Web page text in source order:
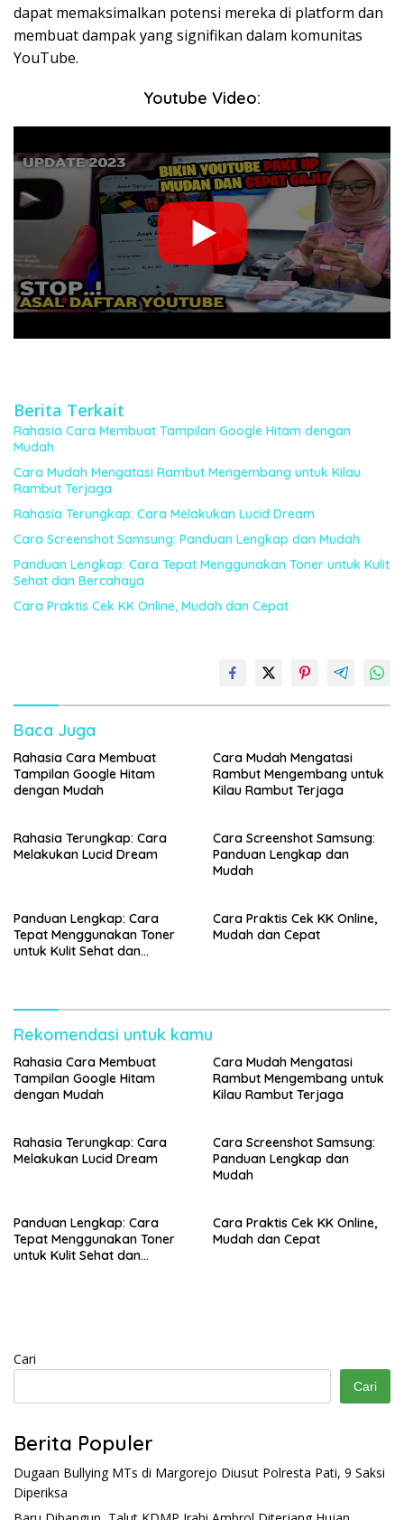
dapat memaksimalkan potensi mereka di platform dan
membuat dampak yang signifikan dalam komunitas
YouTube.
Youtube Video:
Berita Terkait
Rahasia Cara Membuat Tampilan Google Hitam dengan
Mudah
Cara Mudah Mengatasi Rambut Mengembang untuk Kilau
Rambut Terjaga
Rahasia Terungkap: Cara Melakukan Lucid Dream
Cara Screenshot Samsung: Panduan Lengkap dan Mudah
Panduan Lengkap: Cara Tepat Menggunakan Toner untuk Kulit
Sehat dan Bercahaya
Cara Praktis Cek KK Online, Mudah dan Cepat
Baca Juga
Rahasia Cara Membuat
Tampilan Google Hitam
dengan Mudah
Cara Mudah Mengatasi
Rambut Mengembang untuk
Kilau Rambut Terjaga
Rahasia Terungkap: Cara
Melakukan Lucid Dream
Cara Screenshot Samsung:
Panduan Lengkap dan
Mudah
Panduan Lengkap: Cara
Tepat Menggunakan Toner
untuk Kulit Sehat dan
Cara Praktis Cek KK Online,
Mudah dan Cepat
Rekomendasi untuk kamu
Rahasia Cara Membuat
Tampilan Google Hitam
dengan Mudah
Cara Mudah Mengatasi
Rambut Mengembang untuk
Kilau Rambut Terjaga
Rahasia Terungkap: Cara
Melakukan Lucid Dream
Cara Screenshot Samsung:
Panduan Lengkap dan
Mudah
Panduan Lengkap: Cara
Tepat Menggunakan Toner
untuk Kulit Sehat dan
Cara Praktis Cek KK Online,
Mudah dan Cepat
Cari
Cari
Berita Populer
Dugaan Bullying MTs di Margorejo Diusut Polresta Pati, 9 Saksi
Diperiksa